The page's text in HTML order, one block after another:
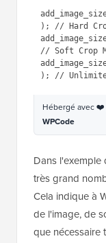
WPCode
Voici
complète
2
Mode